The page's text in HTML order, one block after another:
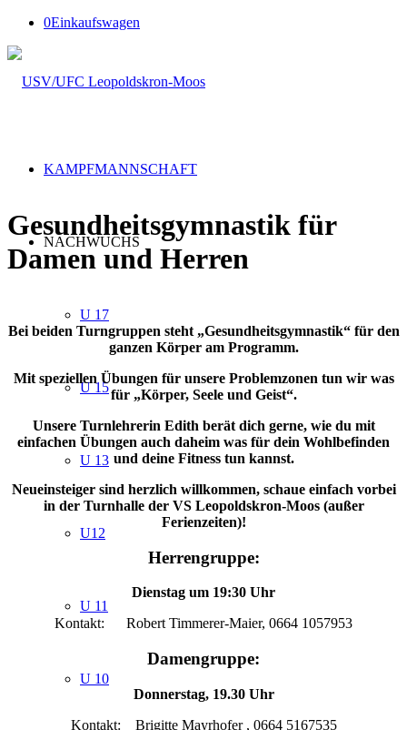
0Einkaufswagen
KAMPFMANNSCHAFT
NACHWUCHS
U 17
U 15
U 13
U12
U 11
U 10
Gesundheitsgymnastik für
Damen und Herren
Bei beiden Turngruppen steht „Gesundheitsgymnastik“ für den
ganzen Körper am Programm.
Mit speziellen Übungen für unsere Problemzonen tun wir was
für „Körper, Seele und Geist“.
Unsere Turnlehrerin Edith berät dich gerne, wie du mit
einfachen Übungen auch daheim was für dein Wohlbefinden
und deine Fitness tun kannst.
Neueinsteiger sind herzlich willkommen, schaue einfach vorbei
in der Turnhalle der VS Leopoldskron-Moos (außer
Ferienzeiten)!
Herrengruppe:
Dienstag um 19:30 Uhr
Kontakt: Robert Timmerer-Maier, 0664 1057953
Damengruppe:
Donnerstag, 19.30 Uhr
Kontakt: Brigitte Mayrhofer , 0664 5167535